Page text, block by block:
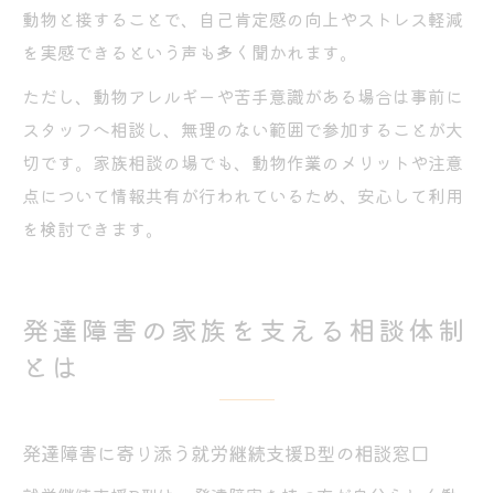
動物と接することで、自己肯定感の向上やストレス軽減
を実感できるという声も多く聞かれます。
ただし、動物アレルギーや苦手意識がある場合は事前に
スタッフへ相談し、無理のない範囲で参加することが大
切です。家族相談の場でも、動物作業のメリットや注意
点について情報共有が行われているため、安心して利用
を検討できます。
発達障害の家族を支える相談体制
とは
発達障害に寄り添う就労継続支援B型の相談窓口